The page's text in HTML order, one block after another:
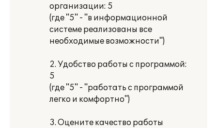
организации: 5
(где "5" - "в информационной
системе реализованы все
необходимые возможности")
2. Удобство работы с программой:
5
(где "5" - "работать с программой
легко и комфортно")
3. Оцените качество работы